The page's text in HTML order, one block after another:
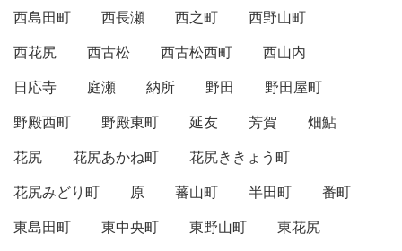
西島田町
西長瀬 西之町
西野山町
西花尻
西古松 西古松西町
西山内
日応寺
庭瀬 納所 野田
野田屋町
野殿西町
野殿東町 延友 芳賀
畑鮎
花尻
花尻あかね町
花尻ききょう町
花尻みどり町
原 蕃山町 半田町
番町
東島田町
東中央町 東野山町
東花尻